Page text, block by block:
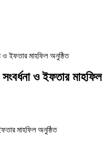
ও ইফতার মাহফিল অনুষ্ঠিত
সংবর্ধনা ও ইফতার মাহফিল